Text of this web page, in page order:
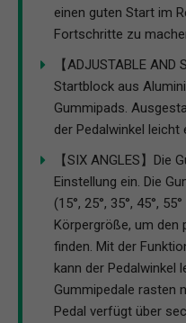
einen guten Start im
Fortschritte zu
【ADJUSTABLE
Startblock aus
Gummipads.
der Pedalwinkel leicht
【SIX ANGLES】Die
Einstellung ein. Die
(15°, 25°, 35°, 45°,
Körpergröße, um den
finden. Mit der
kann der Pedalwinkel
Gummipedale rasten
Pedal verfügt über